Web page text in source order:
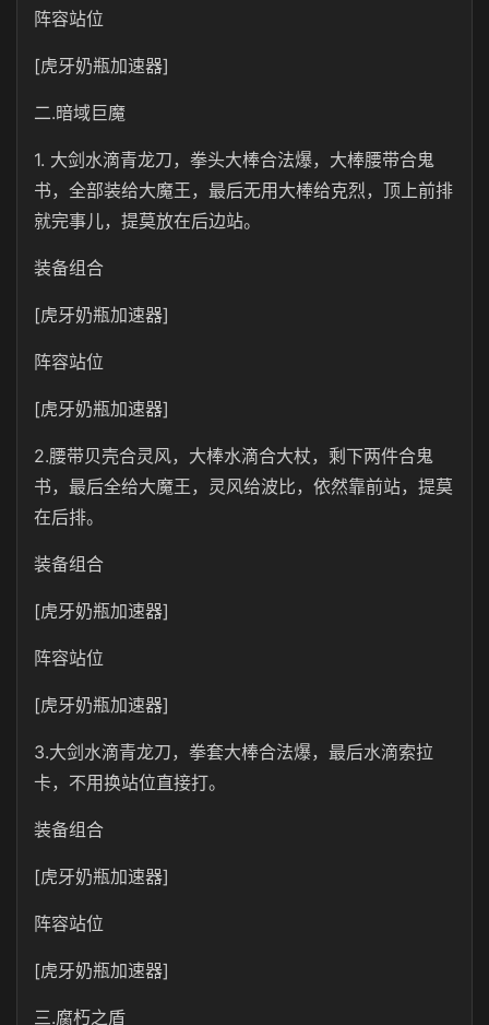
阵容站位
[虎牙奶瓶加速器]
二.暗域巨魔
1. 大剑水滴青龙刀，拳头大棒合法爆，大棒腰带合鬼
书，全部装给大魔王，最后无用大棒给克烈，顶上前排
就完事儿，提莫放在后边站。
装备组合
[虎牙奶瓶加速器]
阵容站位
[虎牙奶瓶加速器]
2.腰带贝壳合灵风，大棒水滴合大杖，剩下两件合鬼
书，最后全给大魔王，灵风给波比，依然靠前站，提莫
在后排。
装备组合
[虎牙奶瓶加速器]
阵容站位
[虎牙奶瓶加速器]
3.大剑水滴青龙刀，拳套大棒合法爆，最后水滴索拉
卡，不用换站位直接打。
装备组合
[虎牙奶瓶加速器]
阵容站位
[虎牙奶瓶加速器]
三.腐朽之盾